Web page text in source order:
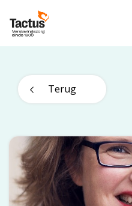
Spring naar content
Terug